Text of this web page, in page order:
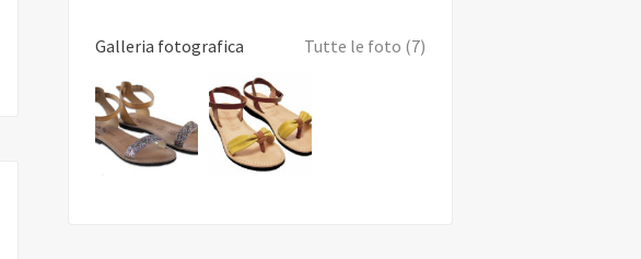
Galleria fotografica Tutte le foto (7)